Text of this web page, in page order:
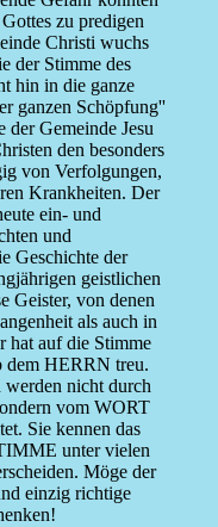
zu predigen
Christi wuchs
der Stimme des
hin in die ganze
ganzen Schöpfung''
Gemeinde Jesu
den besonders
von Verfolgungen,
Krankheiten. Der
ein- und
und
Geschichte der
geistlichen
Geister, von denen
als auch in
hat auf die Stimme
dem HERRN treu.
nicht durch
vom WORT
Sie kennen das
unter vielen
Möge der
einzig richtige